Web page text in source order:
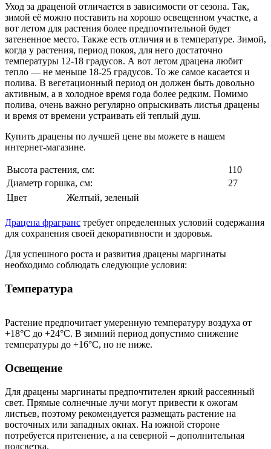
Уход за драценой отличается в зависимости от сезона. Так,
зимой её можно поставить на хорошо освещенном участке, а
вот летом для растения более предпочтительной будет
затененное место. Также есть отличия и в температуре. Зимой,
когда у растения, период покоя, для него достаточно
температуры 12-18 градусов. А вот летом драцена любит
тепло — не меньше 18-25 градусов. То же самое касается и
полива. В вегетационный период он должен быть довольно
активным, а в холодное время года более редким. Помимо
полива, очень важно регулярно опрыскивать листья драцены
и время от времени устраивать ей теплый душ.
Купить драцены по лучшей цене вы можете в нашем
интернет-магазине.
Высота растения, см:
110
Диаметр горшка, см:
27
Цвет
Желтый, зеленый
Драцена фрагранс требует определенных условий содержания
для сохранения своей декоративности и здоровья.
Для успешного роста и развития драцены маргинаты
необходимо соблюдать следующие условия:
Температура
Растение предпочитает умеренную температуру воздуха от
+18°C до +24°C. В зимний период допустимо снижение
температуры до +16°C, но не ниже.
Освещение
Для драцены маргинаты предпочтителен яркий рассеянный
свет. Прямые солнечные лучи могут привести к ожогам
листьев, поэтому рекомендуется размещать растение на
восточных или западных окнах. На южной стороне
потребуется притенение, а на северной – дополнительная
подсветка.